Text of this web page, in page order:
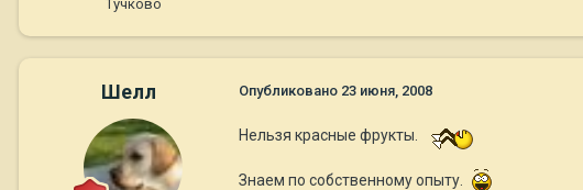
Тучково
Шелл Опубликовано 23 июня, 2008
Нельзя красные фрукты.
Знаем по собственному опыту.